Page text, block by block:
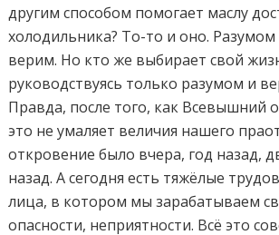
другим способом помогает маслу
холодильника? То-то и оно.
верим. Но кто же выбирает свой
руководствуясь только разумом и
Правда, после того, как Всевышний
это не умаляет величия нашего
откровение было вчера, год назад,
назад. А сегодня есть тяжёлые
лица, в котором мы зарабатываем
опасности, неприятности. Всё это